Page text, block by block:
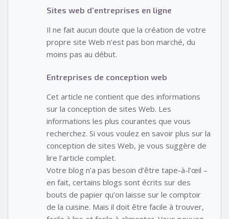
Sites web d’entreprises en ligne
Il ne fait aucun doute que la création de votre
propre site Web n’est pas bon marché, du
moins pas au début.
Entreprises de conception web
Cet article ne contient que des informations
sur la conception de sites Web. Les
informations les plus courantes que vous
recherchez. Si vous voulez en savoir plus sur la
conception de sites Web, je vous suggère de
lire l’article complet.
Votre blog n’a pas besoin d’être tape-à-l’œil –
en fait, certains blogs sont écrits sur des
bouts de papier qu’on laisse sur le comptoir
de la cuisine. Mais il doit être facile à trouver,